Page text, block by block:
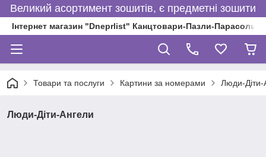
Великий асортимент зошитів, є предметні зошити
Інтернет магазин "Dneprlist" Канцтовари-Пазли-Парасольки
Товари та послуги Картини за номерами Люди-Діти-
Люди-Діти-Ангели